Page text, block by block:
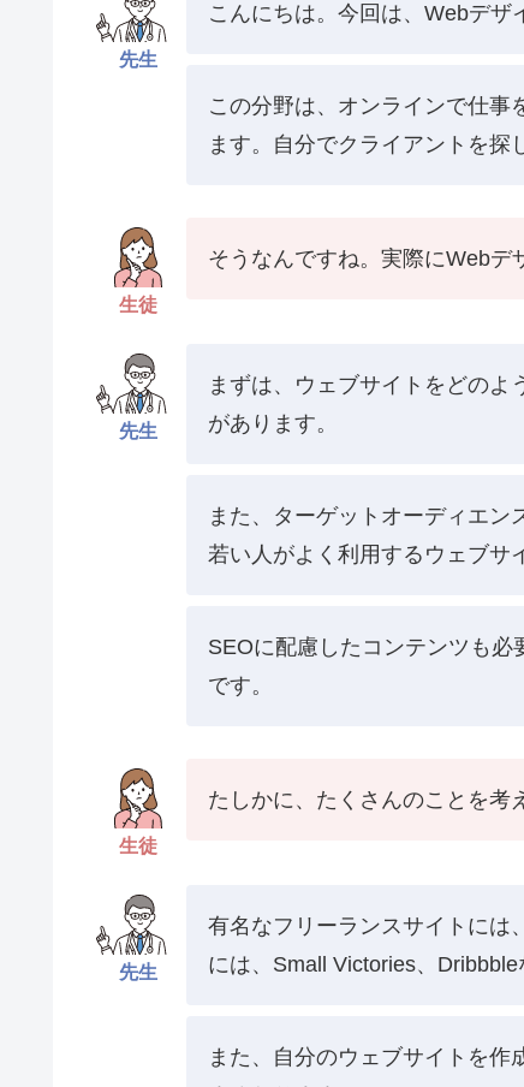
先生
こんにちは。今回は、Webデザ
この分野は、オンラインで仕事
ます。自分でクライアントを探
生徒
そうなんですね。実際にWebデ
先生
まずは、ウェブサイトをどの
があります。
また、ターゲットオーディエン
若い人がよく利用するウェブサ
SEOに配慮したコンテンツも
です。
生徒
たしかに、たくさんのことを考
先生
有名なフリーランスサイトには
には、Small Victories、
また、自分のウェブサイトを